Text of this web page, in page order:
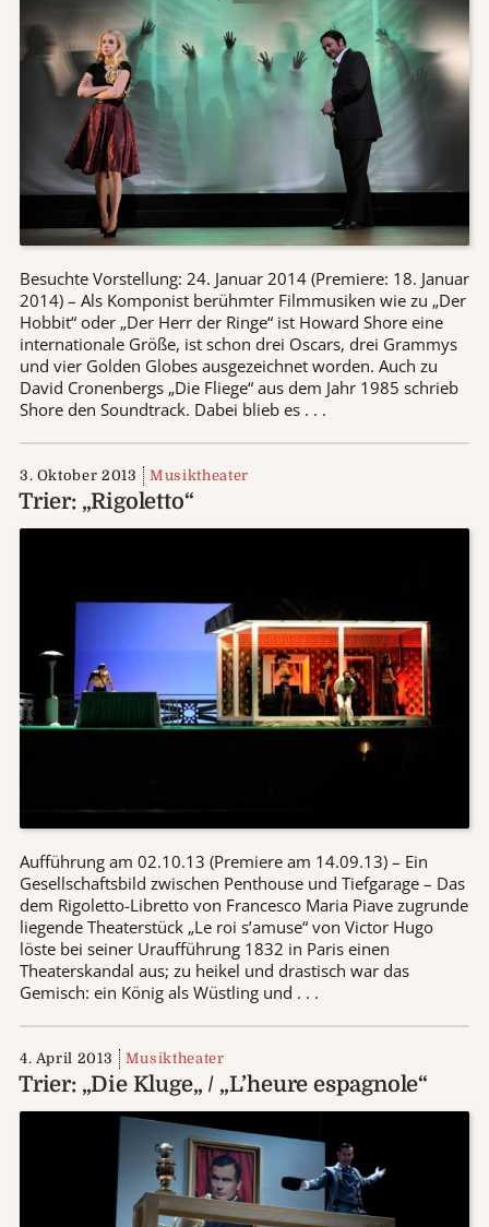
Besuchte Vorstellung: 24. Januar 2014 (Premiere: 18. Januar
2014) – Als Komponist berühmter Filmmusiken wie zu „Der
Hobbit“ oder „Der Herr der Ringe“ ist Howard Shore eine
internationale Größe, ist schon drei Oscars, drei Grammys
und vier Golden Globes ausgezeichnet worden. Auch zu
David Cronenbergs „Die Fliege“ aus dem Jahr 1985 schrieb
Shore den Soundtrack. Dabei blieb es . . .
3. Oktober 2013 Musiktheater
Trier: „Rigoletto“
Aufführung am 02.10.13 (Premiere am 14.09.13) – Ein
Gesellschaftsbild zwischen Penthouse und Tiefgarage – Das
dem Rigoletto-Libretto von Francesco Maria Piave zugrunde
liegende Theaterstück „Le roi s’amuse“ von Victor Hugo
löste bei seiner Uraufführung 1832 in Paris einen
Theaterskandal aus; zu heikel und drastisch war das
Gemisch: ein König als Wüstling und . . .
4. April 2013 Musiktheater
Trier: „Die Kluge„ / „L’heure espagnole“